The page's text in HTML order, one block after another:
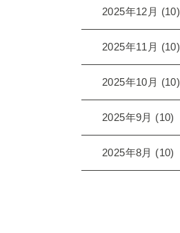
2025年12月 (10)
2025年11月 (10)
2025年10月 (10)
2025年9月 (10)
2025年8月 (10)